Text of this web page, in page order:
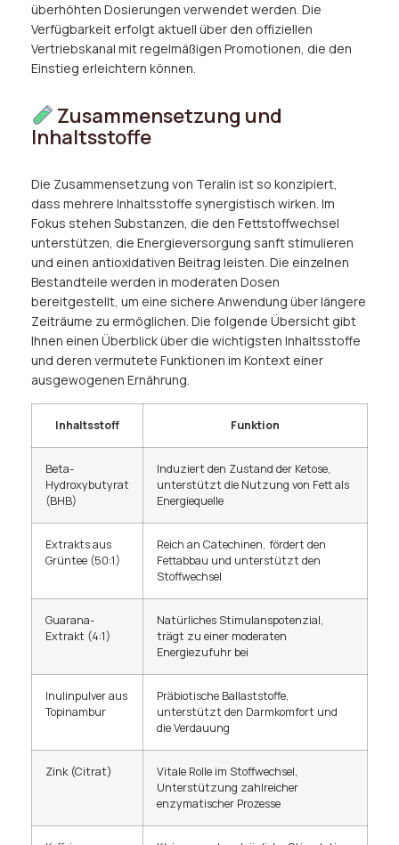
überhöhten Dosierungen verwendet werden. Die
Verfügbarkeit erfolgt aktuell über den offiziellen
Vertriebskanal mit regelmäßigen Promotionen, die den
Einstieg erleichtern können.
Zusammensetzung und
Inhaltsstoffe
Die Zusammensetzung von Teralin ist so konzipiert,
dass mehrere Inhaltsstoffe synergistisch wirken. Im
Fokus stehen Substanzen, die den Fettstoffwechsel
unterstützen, die Energieversorgung sanft stimulieren
und einen antioxidativen Beitrag leisten. Die einzelnen
Bestandteile werden in moderaten Dosen
bereitgestellt, um eine sichere Anwendung über längere
Zeiträume zu ermöglichen. Die folgende Übersicht gibt
Ihnen einen Überblick über die wichtigsten Inhaltsstoffe
und deren vermutete Funktionen im Kontext einer
ausgewogenen Ernährung.
Inhaltsstoff Funktion
Beta-
Hydroxybutyrat
(BHB)
Induziert den Zustand der Ketose,
unterstützt die Nutzung von Fett als
Energiequelle
Extrakts aus
Grüntee (50:1)
Reich an Catechinen, fördert den
Fettabbau und unterstützt den
Stoffwechsel
Guarana-
Extrakt (4:1)
Natürliches Stimulanspotenzial,
trägt zu einer moderaten
Energiezufuhr bei
Inulinpulver aus
Topinambur
Präbiotische Ballaststoffe,
unterstützt den Darmkomfort und
die Verdauung
Zink (Citrat)
Vitale Rolle im Stoffwechsel,
Unterstützung zahlreicher
enzymatischer Prozesse